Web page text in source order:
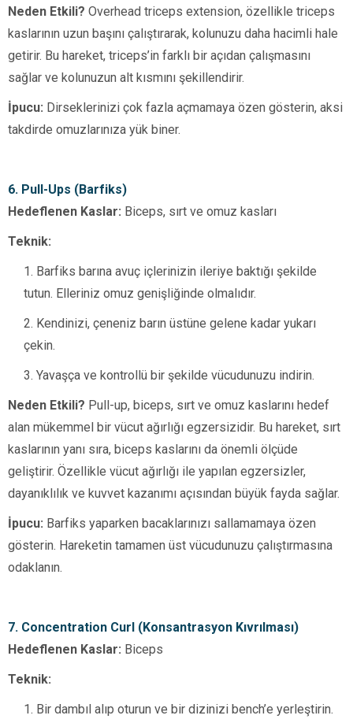
Neden Etkili? Overhead triceps extension, özellikle triceps
kaslarının uzun başını çalıştırarak, kolunuzu daha hacimli hale
getirir. Bu hareket, triceps’in farklı bir açıdan çalışmasını
sağlar ve kolunuzun alt kısmını şekillendirir.
İpucu: Dirseklerinizi çok fazla açmamaya özen gösterin, aksi
takdirde omuzlarınıza yük biner.
6. Pull-Ups (Barfiks)
Hedeflenen Kaslar: Biceps, sırt ve omuz kasları
Teknik:
Barfiks barına avuç içlerinizin ileriye baktığı şekilde
tutun. Elleriniz omuz genişliğinde olmalıdır.
Kendinizi, çeneniz barın üstüne gelene kadar yukarı
çekin.
Yavaşça ve kontrollü bir şekilde vücudunuzu indirin.
Neden Etkili? Pull-up, biceps, sırt ve omuz kaslarını hedef
alan mükemmel bir vücut ağırlığı egzersizidir. Bu hareket, sırt
kaslarının yanı sıra, biceps kaslarını da önemli ölçüde
geliştirir. Özellikle vücut ağırlığı ile yapılan egzersizler,
dayanıklılık ve kuvvet kazanımı açısından büyük fayda sağlar.
İpucu: Barfiks yaparken bacaklarınızı sallamamaya özen
gösterin. Hareketin tamamen üst vücudunuzu çalıştırmasına
odaklanın.
7. Concentration Curl (Konsantrasyon Kıvrılması)
Hedeflenen Kaslar: Biceps
Teknik:
Bir dambıl alıp oturun ve bir dizinizi bench’e yerleştirin.